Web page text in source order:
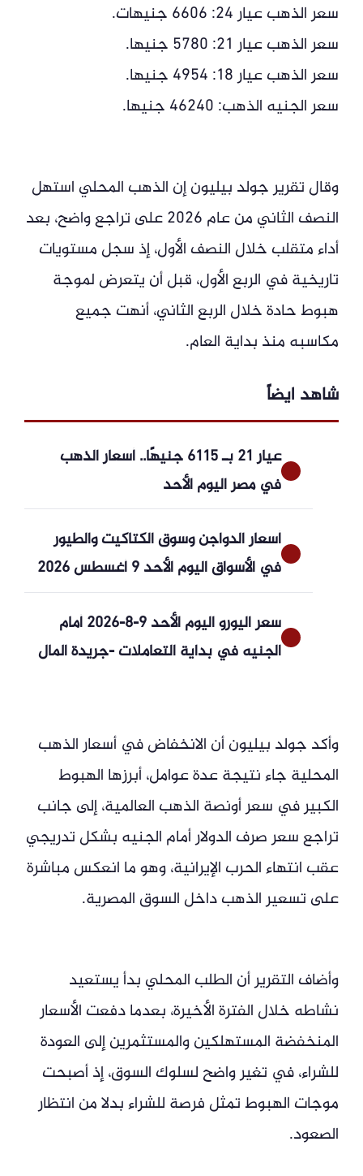
سعر الذهب عيار 24: 6606 جنيهات.
سعر الذهب عيار 21: 5780 جنيها.
سعر الذهب عيار 18: 4954 جنيها.
سعر الجنيه الذهب: 46240 جنيها.
وقال تقرير جولد بيليون إن الذهب المحلي استهل
النصف الثاني من عام 2026 على تراجع واضح، بعد
أداء متقلب خلال النصف الأول، إذ سجل مستويات
تاريخية في الربع الأول، قبل أن يتعرض لموجة
هبوط حادة خلال الربع الثاني، أنهت جميع
مكاسبه منذ بداية العام.
شاهد ايضاً
عيار 21 بـ 6115 جنيهًا.. أسعار الذهب
في مصر اليوم الأحد
أسعار الدواجن وسوق الكتاكيت والطيور
في الأسواق اليوم الأحد 9 أغسطس 2026
سعر اليورو اليوم الأحد 9-8-2026 أمام
الجنيه في بداية التعاملات -جريدة المال
وأكد جولد بيليون أن الانخفاض في أسعار الذهب
المحلية جاء نتيجة عدة عوامل، أبرزها الهبوط
الكبير في سعر أونصة الذهب العالمية، إلى جانب
تراجع سعر صرف الدولار أمام الجنيه بشكل تدريجي
عقب انتهاء الحرب الإيرانية، وهو ما انعكس مباشرة
على تسعير الذهب داخل السوق المصرية.
وأضاف التقرير أن الطلب المحلي بدأ يستعيد
نشاطه خلال الفترة الأخيرة، بعدما دفعت الأسعار
المنخفضة المستهلكين والمستثمرين إلى العودة
للشراء، في تغير واضح لسلوك السوق، إذ أصبحت
موجات الهبوط تمثل فرصة للشراء بدلا من انتظار
الصعود.